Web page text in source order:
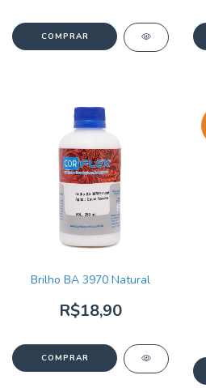
Brilho BA 3970 Natural
R$18,90